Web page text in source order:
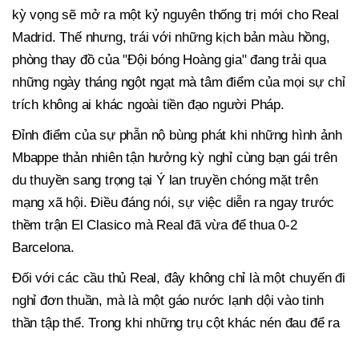
kỳ vọng sẽ mở ra một kỷ nguyên thống trị mới cho Real
Madrid. Thế nhưng, trái với những kịch bản màu hồng,
phòng thay đồ của "Đội bóng Hoàng gia" đang trải qua
những ngày tháng ngột ngạt mà tâm điểm của mọi sự chỉ
trích không ai khác ngoài tiền đạo người Pháp.
Đỉnh điểm của sự phẫn nộ bùng phát khi những hình ảnh
Mbappe thản nhiên tận hưởng kỳ nghỉ cùng bạn gái trên
du thuyền sang trọng tại Ý lan truyền chóng mặt trên
mạng xã hội. Điều đáng nói, sự việc diễn ra ngay trước
thềm trận El Clasico mà Real đã vừa để thua 0-2
Barcelona.
Đối với các cầu thủ Real, đây không chỉ là một chuyến đi
nghỉ đơn thuần, mà là một gáo nước lạnh dội vào tinh
thần tập thể. Trong khi những trụ cột khác nén đau để ra